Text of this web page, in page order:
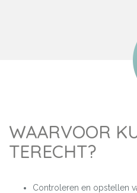
WAARVOOR
TERECHT?
Controleren en opstellen